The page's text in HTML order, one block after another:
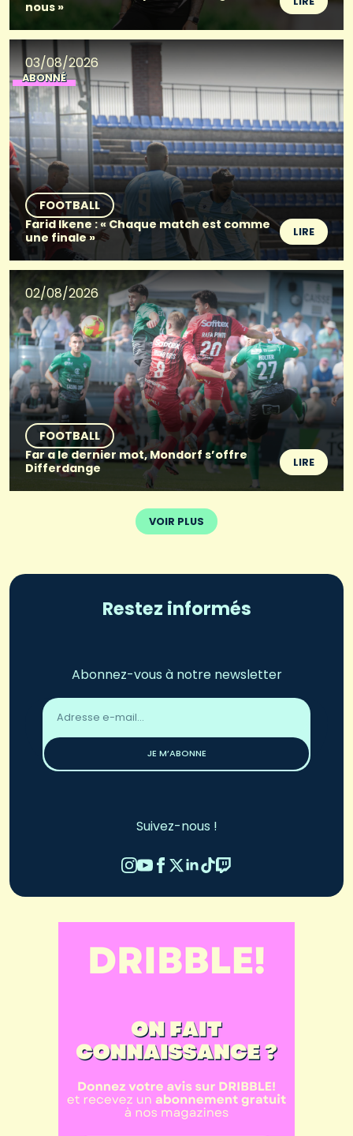
nous »
03/08/2026
ABONNÉ
FOOTBALL
Farid Ikene : « Chaque match est comme
une finale »
LIRE
02/08/2026
FOOTBALL
Far a le dernier mot, Mondorf s’offre
Differdange
LIRE
VOIR PLUS
Restez informés
Abonnez-vous à notre newsletter
Adresse
email
JE M’ABONNE
Suivez-nous !